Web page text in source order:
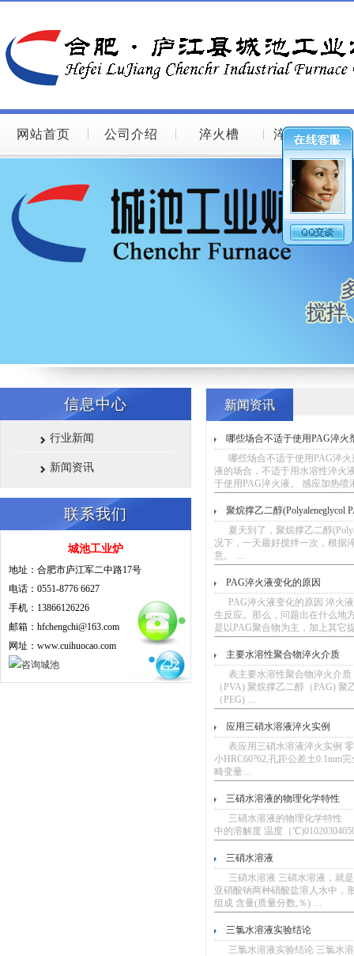
网站首页 公司介绍 淬火槽 淬火槽图片
信息中心
行业新闻
新闻资讯
联系我们
城池工业炉
地址：合肥市庐江军二中路17号
电话：0551-8776 6627
手机：13866126226
邮箱：hfchengchi@163.com
网址：www.cuihuocao.com
新闻资讯
哪些场合不适于使用PAG淬火
哪些场合不适于使用PAG淬火
液的场合，不适于用水溶性淬火
于使用PAG淬火液。 感应加热
聚烷撑乙二醇(Polyaleneglycol
夏天到了，聚烷撑乙二醇
况下，一天最好搅拌一次，根据
意。 …
PAG淬火液变化的原因
PAG淬火液变化的原因 淬火液
生反应。那么，问题出在什么地
是以PAG聚合物为主，加上其
主要水溶性聚合物淬火介质
表主要水溶性聚合物淬火介质
（PVA) 聚烷撑乙二醇（PAG)
（PEG) …
应用三硝水溶液淬火实例
表应用三硝水溶液淬火实例 零
小HRC60?62,孔距公差土0.1mm
畸变量…
三硝水溶液的物理化学特性
三硝水溶液的物理化学特性
中的溶解度 温度（
三硝水溶液
三硝水溶液 三硝水溶液，就是
亚硝酸钠两种硝酸盐溶人水中，
组成 含量(质量分数,％) …
三氯水溶液实验结论
三氯水溶液实验结论 三氯水溶